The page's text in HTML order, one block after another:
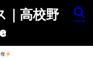
｜高校野
search